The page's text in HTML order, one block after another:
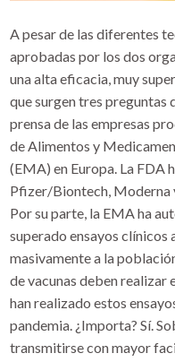
A pesar de las diferentes
aprobadas por los dos
una alta eficacia, muy
que surgen tres preguntas
prensa de las empresas
de Alimentos y
(EMA) en Europa. La FDA
Pfizer/Biontech, Moderna
Por su parte, la EMA ha
superado ensayos clínicos
masivamente a la
de vacunas deben realizar
han realizado estos
pandemia. ¿Importa? Sí.
transmitirse con mayor